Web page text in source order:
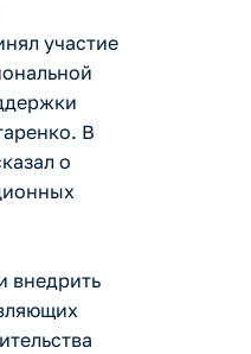
участие
В
о
внедрить